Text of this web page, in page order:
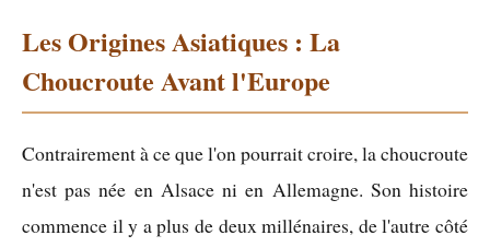
Les Origines Asiatiques : La
Choucroute Avant l'Europe
Contrairement à ce que l'on pourrait croire, la choucroute
n'est pas née en Alsace ni en Allemagne. Son histoire
commence il y a plus de deux millénaires, de l'autre côté